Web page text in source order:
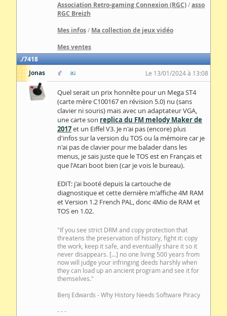
Association Retro-gaming Connexion (RGC)/asso
RGC Breizh
Mes infos/ Ma collection de jeux vidéo
Mes ventes
7418
Jonas
Le 13/01/2024 à 13:08
Quel serait un prix honnête pour un Mega ST4
(carte mère C100167 en révision 5.0) nu (sans
clavier ni souris) mais avec un adaptateur VGA,
une carte son replica du FM melody Maker de
2017et un Eiffel V3. Je n'ai pas (encore) plus
d'infos sur la version du TOS ou la mémoire car je
n'ai pas de clavier pour me balader dans les
menus, je sais juste que le TOS est en Français et
que l'Atari boot bien (car je vois le bureau).
EDIT: j'ai booté depuis la cartouche de
diagnostique et cette dernière m'affiche 4M RAM
et Version 1.2 French PAL, donc 4Mio de RAM et
TOS en 1.02.
"If you see strict DRM and copy protection that
threatens the preservation of history, fight it: copy
the work, keep it safe, and eventually share it so it
never disappears. [...] no one living 500 years from
now will judge your infringing deeds harshly when
they can load up an ancient program and see it for
themselves."
Benj Edwards - Why History Needs Software Piracy
- - -